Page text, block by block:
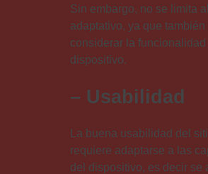
Sin embargo, no se limita
adaptativo, ya que también
considerar la funcionalidad
dispositivo.
– Usabilidad
La buena usabilidad del
requiere adaptarse a las
del dispositivo, es decir se